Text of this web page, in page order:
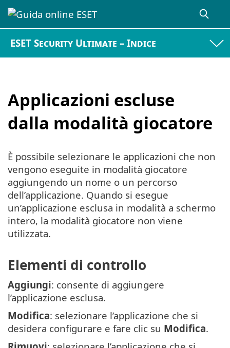
ESET Security Ultimate – Indice
Applicazioni escluse
dalla modalità giocatore
È possibile selezionare le applicazioni che non
vengono eseguite in modalità giocatore
aggiungendo un nome o un percorso
dell’applicazione. Quando si esegue
un’applicazione esclusa in modalità a schermo
intero, la modalità giocatore non viene
utilizzata.
Elementi di controllo
Aggiungi: consente di aggiungere
l’applicazione esclusa.
Modifica: selezionare l’applicazione che si
desidera configurare e fare clic su Modifica.